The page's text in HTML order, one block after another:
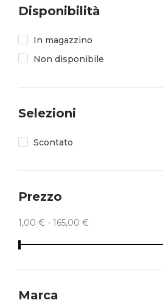
Disponibilità
In magazzino
Non disponibile
Selezioni
Scontato
Prezzo
1,00 € - 165,00 €
Marca